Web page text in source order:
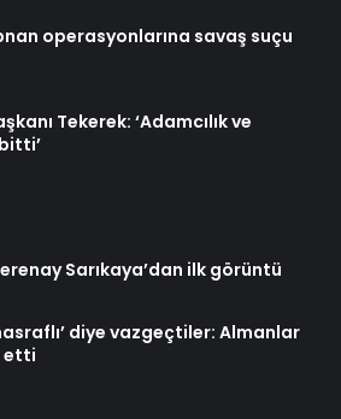
operasyonlarına savaş suçu
Tekerek: ‘Adamcılık ve
Sarıkaya’dan ilk görüntü
diye vazgeçtiler: Almanlar
etti